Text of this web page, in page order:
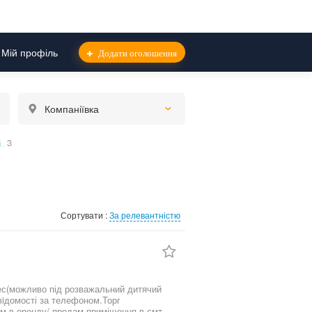
Мій профіль Додати оголошення
Компаніївка
3
Сортувати :За релевантністю